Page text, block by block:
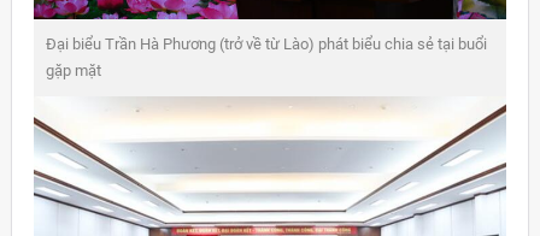
Đại biểu Trần Hà Phương (trở về từ Lào) phát biểu chia sẻ tại buổi
gặp mặt